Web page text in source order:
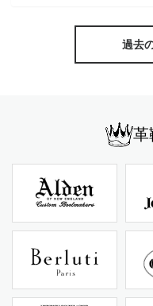
過去
革